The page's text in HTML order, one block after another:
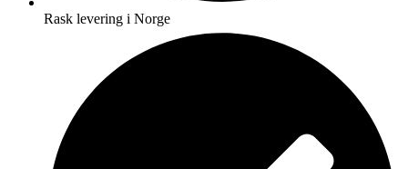
Rask levering i Norge